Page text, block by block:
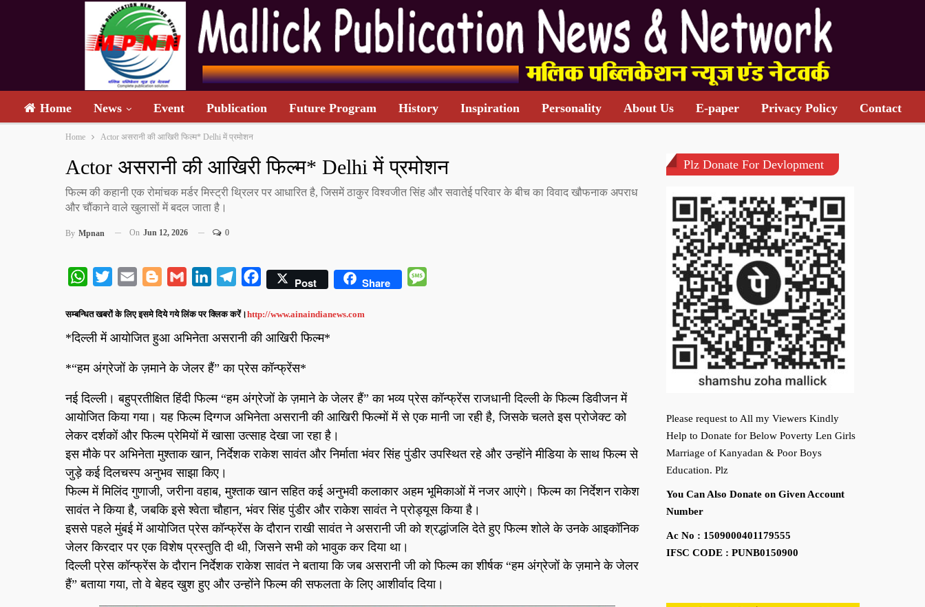
Home News Event Publication Future Program History Inspiration Personality About Us E-paper Privacy Policy Contact
Home Actor असरानी की आखिरी फिल्म* Delhi में प्रमोशन
Actor असरानी की आखिरी फिल्म* Delhi में प्रमोशन
फिल्म की कहानी एक रोमांचक मर्डर मिस्ट्री थ्रिलर पर आधारित है, जिसमें ठाकुर विश्वजीत सिंह और सवातेई परिवार के बीच का विवाद खौफनाक अपराध
और चौंकाने वाले खुलासों में बदल जाता है।
By Mpnan On Jun 12, 2026 0
WhatsApp
Twitter Email BloggerGmail LinkedInTelegramFacebookPost Share
सम्बन्धित खबरों के लिए इसमे दिये गये लिंक पर क्लिक करें।http://www.ainaindianews.com
*दिल्ली में आयोजित हुआ अभिनेता असरानी की आखिरी फिल्म*
*“हम अंग्रेजों के ज़माने के जेलर हैं” का प्रेस कॉन्फ्रेंस*
नई दिल्ली। बहुप्रतीक्षित हिंदी फिल्म “हम अंग्रेजों के ज़माने के जेलर हैं” का भव्य प्रेस कॉन्फ्रेंस राजधानी दिल्ली के फिल्म डिवीजन में
आयोजित किया गया। यह फिल्म दिग्गज अभिनेता असरानी की आखिरी फिल्मों में से एक मानी जा रही है, जिसके चलते इस प्रोजेक्ट को
लेकर दर्शकों और फिल्म प्रेमियों में खासा उत्साह देखा जा रहा है।
इस मौके पर अभिनेता मुश्ताक खान, निर्देशक राकेश सावंत और निर्माता भंवर सिंह पुंडीर उपस्थित रहे और उन्होंने मीडिया के साथ फिल्म से
जुड़े कई दिलचस्प अनुभव साझा किए।
फिल्म में मिलिंद गुणाजी, जरीना वहाब, मुश्ताक खान सहित कई अनुभवी कलाकार अहम भूमिकाओं में नजर आएंगे। फिल्म का निर्देशन राकेश
सावंत ने किया है, जबकि इसे श्वेता चौहान, भंवर सिंह पुंडीर और राकेश सावंत ने प्रोड्यूस किया है।
इससे पहले मुंबई में आयोजित प्रेस कॉन्फ्रेंस के दौरान राखी सावंत ने असरानी जी को श्रद्धांजलि देते हुए फिल्म शोले के उनके आइकॉनिक
जेलर किरदार पर एक विशेष प्रस्तुति दी थी, जिसने सभी को भावुक कर दिया था।
दिल्ली प्रेस कॉन्फ्रेंस के दौरान निर्देशक राकेश सावंत ने बताया कि जब असरानी जी को फिल्म का शीर्षक “हम अंग्रेजों के ज़माने के जेलर
हैं” बताया गया, तो वे बेहद खुश हुए और उन्होंने फिल्म की सफलता के लिए आशीर्वाद दिया।
Plz Donate For Devlopment
Please request to All my Viewers Kindly
Help to Donate for Below Poverty Len Girls
Marriage of Kanyadan & Poor Boys
Education. Plz
You Can Also Donate on Given Account
Number
Ac No : 1509000401179555
IFSC CODE : PUNB0150900